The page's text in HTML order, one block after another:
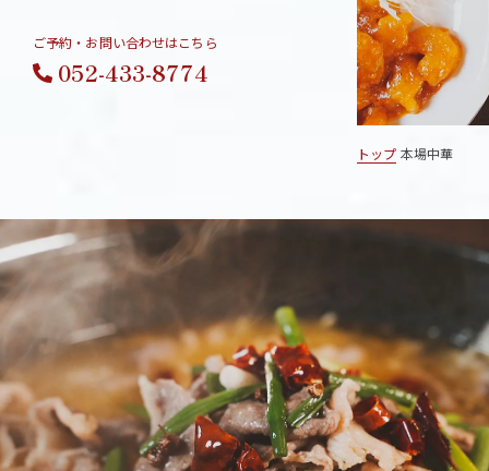
ご予約・お問い合わせはこちら
052-433-8774
トップ 本場中華